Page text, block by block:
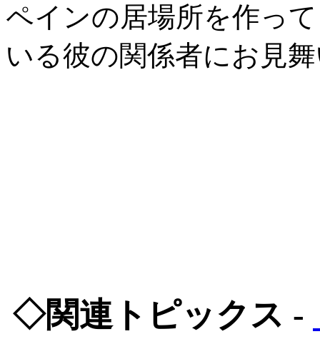
ペインの居場所を作っ
いる彼の関係者にお見
◇関連トピックス -